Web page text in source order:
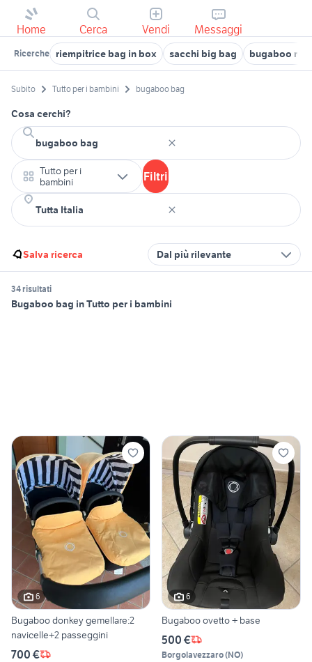
Home Cerca Vendi Messaggi
Ricerche riempitrice bag in box sacchi big bag bugaboo
Subito Tutto per i bambini bugaboo bag
Cosa cerchi?
Tutto per i
bambini
Filtri
Salva ricerca Dal più rilevante
34 risultati
Bugaboo bag in Tutto per i bambini
6
Bugaboo donkey gemellare:2
navicelle+2 passeggini
700 €
6
Bugaboo ovetto + base
500 €
Borgolavezzaro(NO)